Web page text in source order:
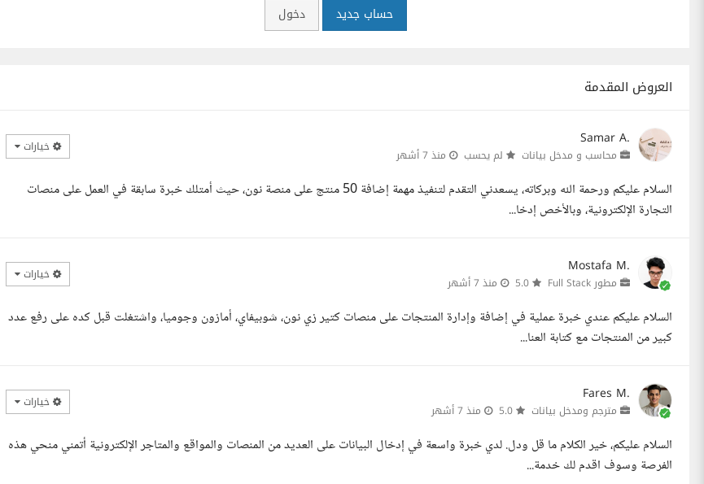
حساب جديد دخول
العروض المقدمة
Samar A.
محاسب و مدخل بيانات لم يحسب منذ 7 أشهر خيارات
السلام عليكم ورحمة الله وبركاته، يسعدني التقدم لتنفيذ مهمة إضافة 50 منتج على منصة نون، حيث أمتلك خبرة سابقة في العمل على منصات
التجارة الإلكترونية، وبالأخص إدخا...
Mostafa M.
مطور Full Stack منذ 7 أشهر خيارات
السلام عليكم عندي خبرة عملية في إضافة وإدارة المنتجات على منصات كتير زي نون، شوبيفاي، أمازون وجوميا، واشتغلت قبل كده على رفع عدد
كبير من المنتجات مع كتابة العنا...
Fares M.
مترجم ومدخل بيانات منذ 7 أشهر خيارات
السلام عليكم، خير الكلام ما قل ودل. لدي خبرة واسعة في إدخال البيانات على العديد من المنصات والمواقع والمتاجر الإلكترونية أتمني منحي هذه
الفرصة وسوف اقدم لك خدمة...